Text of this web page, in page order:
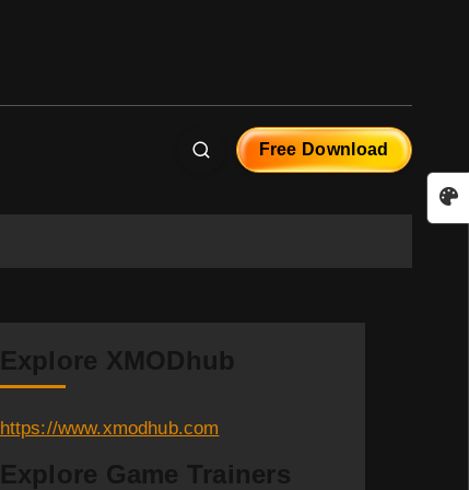
Free Download
Explore XMODhub
https://www.xmodhub.com
Explore Game Trainers